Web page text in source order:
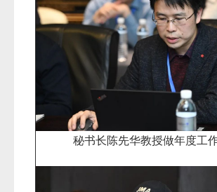
秘书长陈先华教授做年度工